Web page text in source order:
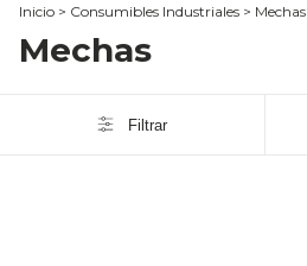
Inicio > Consumibles Industriales > Mechas
Mechas
Filtrar